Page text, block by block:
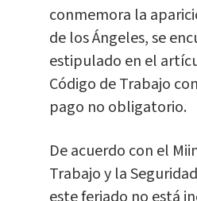
conmemora la
de los Ángeles, se
estipulado en el
Código de Trabajo
pago no obligatorio.
De acuerdo con el
Trabajo y la